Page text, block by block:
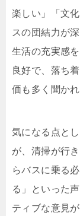
楽しい」「文
スの団結力が
生活の充実感
良好で、落ち
価も多く聞かれ
気になる点と
が、清掃が行
らバスに乗る
る」といった
ティブな意見